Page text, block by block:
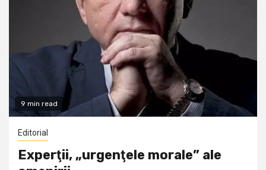
9 min read
Editorial
Experţii, „urgenţele morale” ale